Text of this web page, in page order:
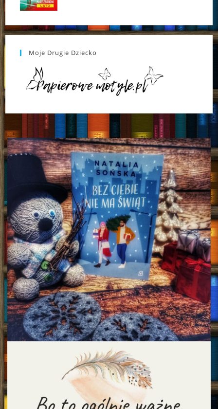
Moje Drugie Dziecko